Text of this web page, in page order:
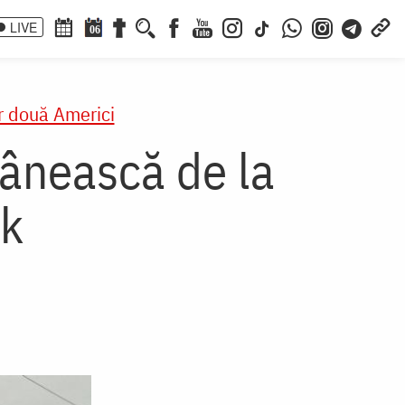
LIVE 06
două Americi
de la